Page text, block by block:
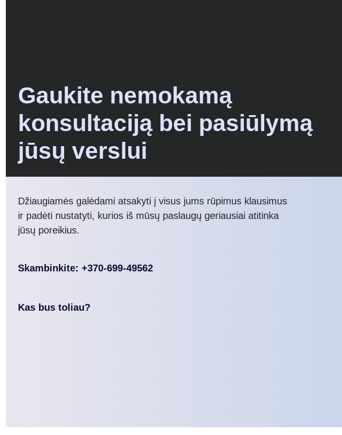
Gaukite nemokamą
konsultaciją bei pasiūlymą
jūsų verslui
Džiaugiamės galėdami atsakyti į visus jums rūpimus klausimus
ir padėti nustatyti, kurios iš mūsų paslaugų geriausiai atitinka
jūsų poreikius.
Skambinkite: +370-699-49562
Kas bus toliau?